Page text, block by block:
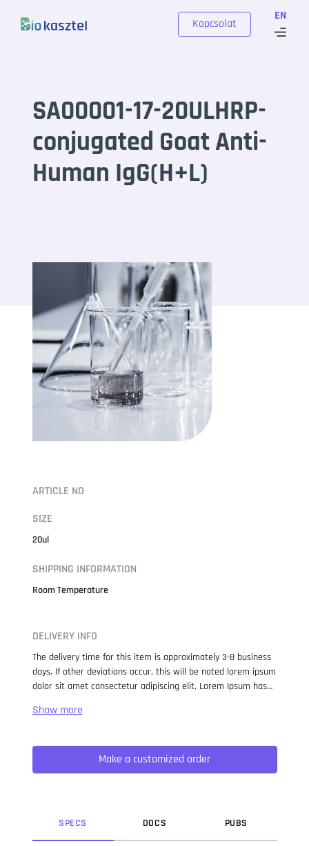
EN
Kapcsolat
SA00001-17-20ULHRP-
conjugated Goat Anti-
Human IgG(H+L)
ARTICLE NO
SIZE
20ul
SHIPPING INFORMATION
Room Temperature
DELIVERY INFO
The delivery time for this item is approximately 3-8 business
days. If other deviations occur, this will be noted lorem ipsum
dolor sit amet consectetur adipiscing elit. Lorem Ipsum has
when an unknown printer took a galley of type and
not only five centuries, but also the leap into electronic
typesetting, remaining essentially unchanged. It was
popularised in the 1960s with the release of Letraset sheets
Make a customized order
SPECS DOCS PUBS